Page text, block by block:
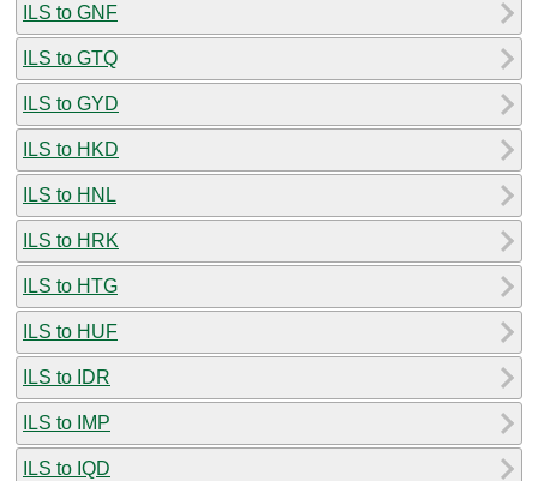
ILS to GNF
ILS to GTQ
ILS to GYD
ILS to HKD
ILS to HNL
ILS to HRK
ILS to HTG
ILS to HUF
ILS to IDR
ILS to IMP
ILS to IQD